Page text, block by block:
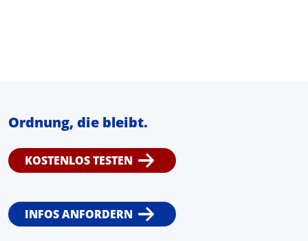
Ordnung, die bleibt.
KOSTENLOS TESTEN
INFOS ANFORDERN